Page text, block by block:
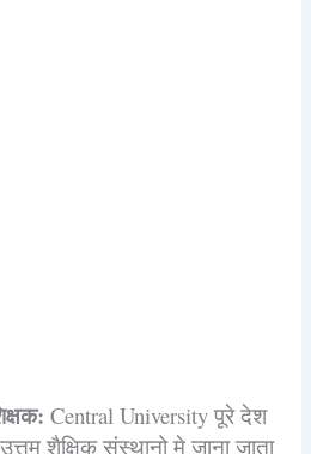
Central University पूरे देश
शैक्षिक संस्थानो मे जाना जाता